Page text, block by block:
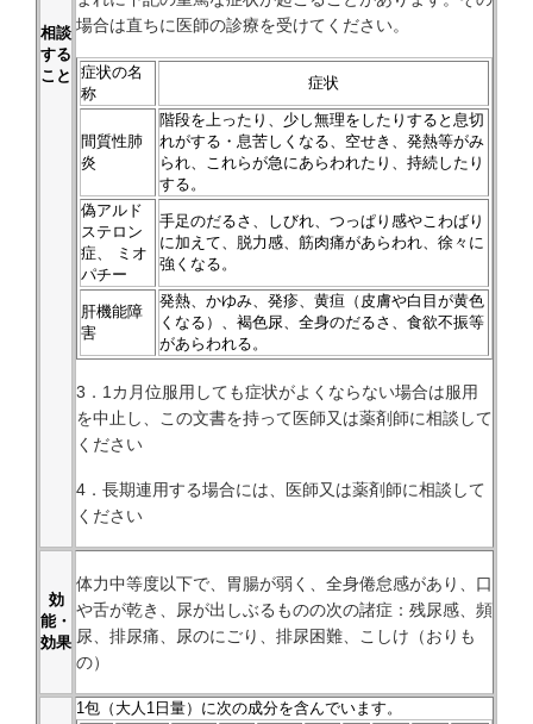
相談
する
こと
場合は直ちに医師の診療を受けてください。
症状の名
称
症状
間質性肺
炎
階段を上ったり、少し無理をしたりすると息切
れがする・息苦しくなる、空せき、発熱等がみ
られ、これらが急にあらわれたり、持続したり
する。
偽アルド
ステロン
症、 ミオ
パチー
手足のだるさ、しびれ、つっぱり感やこわばり
に加えて、脱力感、筋肉痛があらわれ、徐々に
強くなる。
肝機能障
害
発熱、かゆみ、発疹、黄疸（皮膚や白目が黄色
くなる）、褐色尿、全身のだるさ、食欲不振等
があらわれる。
3．1カ月位服用しても症状がよくならない場合は服用
を中止し、この文書を持って医師又は薬剤師に相談して
ください
4．長期連用する場合には、医師又は薬剤師に相談して
ください
効
能・
効果
体力中等度以下で、胃腸が弱く、全身倦怠感があり、口
や舌が乾き、尿が出しぶるものの次の諸症：残尿感、頻
尿、排尿痛、尿のにごり、排尿困難、こしけ（おりも
の）
1包（大人1日量）に次の成分を含んでいます。